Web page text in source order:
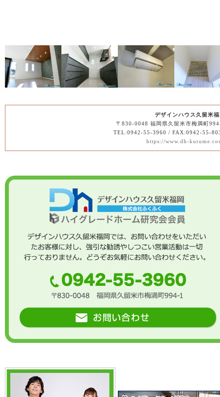
デザインハウス久留米
〒830-0048 福岡県久留米市梅満町
TEL:0942-55-3960 / FAX:0942-55-
https://www.dh-